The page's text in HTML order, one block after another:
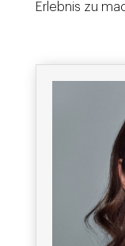
Erlebnis zu